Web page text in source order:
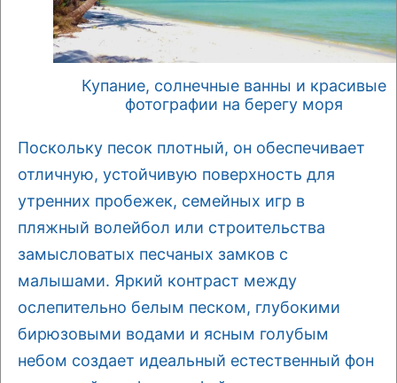
Купание, солнечные ванны и красивые
фотографии на берегу моря
Поскольку песок плотный, он обеспечивает
отличную, устойчивую поверхность для
утренних пробежек, семейных игр в
пляжный волейбол или строительства
замысловатых песчаных замков с
малышами. Яркий контраст между
ослепительно белым песком, глубокими
бирюзовыми водами и ясным голубым
небом создает идеальный естественный фон